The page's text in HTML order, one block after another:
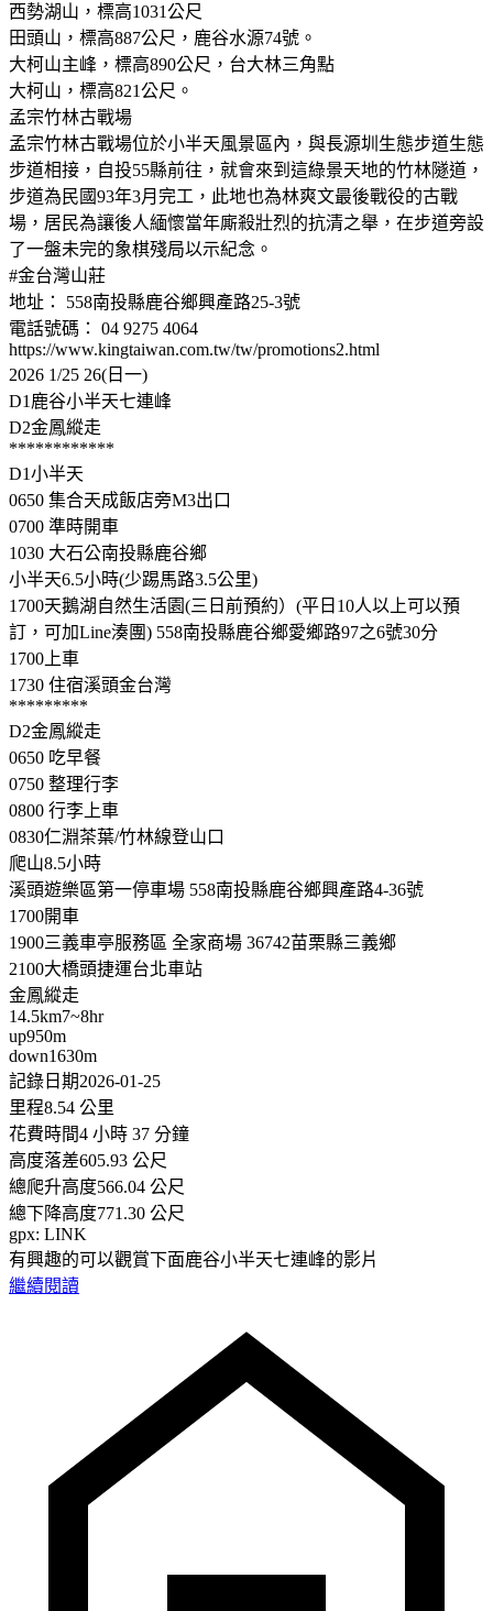
西勢湖山，標高1031公尺
田頭山，標高887公尺，鹿谷水源74號。
大柯山主峰，標高890公尺，台大林三角點
大柯山，標高821公尺。
孟宗竹林古戰場
孟宗竹林古戰場位於小半天風景區內，與長源圳生態步道生態
步道相接，自投55縣前往，就會來到這綠景天地的竹林隧道，
步道為民國93年3月完工，此地也為林爽文最後戰役的古戰
場，居民為讓後人緬懷當年廝殺壯烈的抗清之舉，在步道旁設
了一盤未完的象棋殘局以示紀念。
#金台灣山莊
地址： 558南投縣鹿谷鄉興產路25-3號
電話號碼： 04 9275 4064
https://www.kingtaiwan.com.tw/tw/promotions2.html
2026 1/25 26(日一)
D1鹿谷小半天七連峰
D2金鳳縱走
************
D1小半天
0650 集合天成飯店旁M3出口
0700 準時開車
1030 大石公南投縣鹿谷鄉
小半天6.5小時(少踢馬路3.5公里)
1700天鵝湖自然生活園(三日前預約）(平日10人以上可以預
訂，可加Line湊團) 558南投縣鹿谷鄉愛鄉路97之6號30分
1700上車
1730 住宿溪頭金台灣
*********
D2金鳳縱走
0650 吃早餐
0750 整理行李
0800 行李上車
0830仁淵茶葉/竹林線登山口
爬山8.5小時
溪頭遊樂區第一停車場 558南投縣鹿谷鄉興產路4-36號
1700開車
1900三義車亭服務區 全家商場 36742苗栗縣三義鄉
2100大橋頭捷運台北車站
金鳳縱走
14.5km7~8hr
up950m
down1630m
記錄日期2026-01-25
里程8.54 公里
花費時間4 小時 37 分鐘
高度落差605.93 公尺
總爬升高度566.04 公尺
總下降高度771.30 公尺
gpx: LINK
有興趣的可以觀賞下面鹿谷小半天七連峰的影片
繼續閱讀